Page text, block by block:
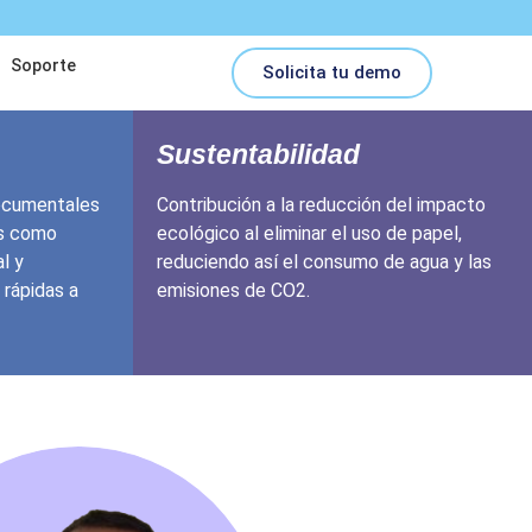
Soporte Solicita tu demo
como
y
a
Sustentabilidad
Contribución a la reducción del impacto
ecológico al eliminar el uso de papel,
reduciendo así el consumo de agua y las
emisiones de CO2.